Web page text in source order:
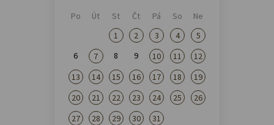
Po Út St Čt Pá So
Ne
1
2 3 4
5
6
7 8 9 10 11
12
13
14 15 16 17 18
19
20
21 22 23 24 25
26
27
28 29 30 31